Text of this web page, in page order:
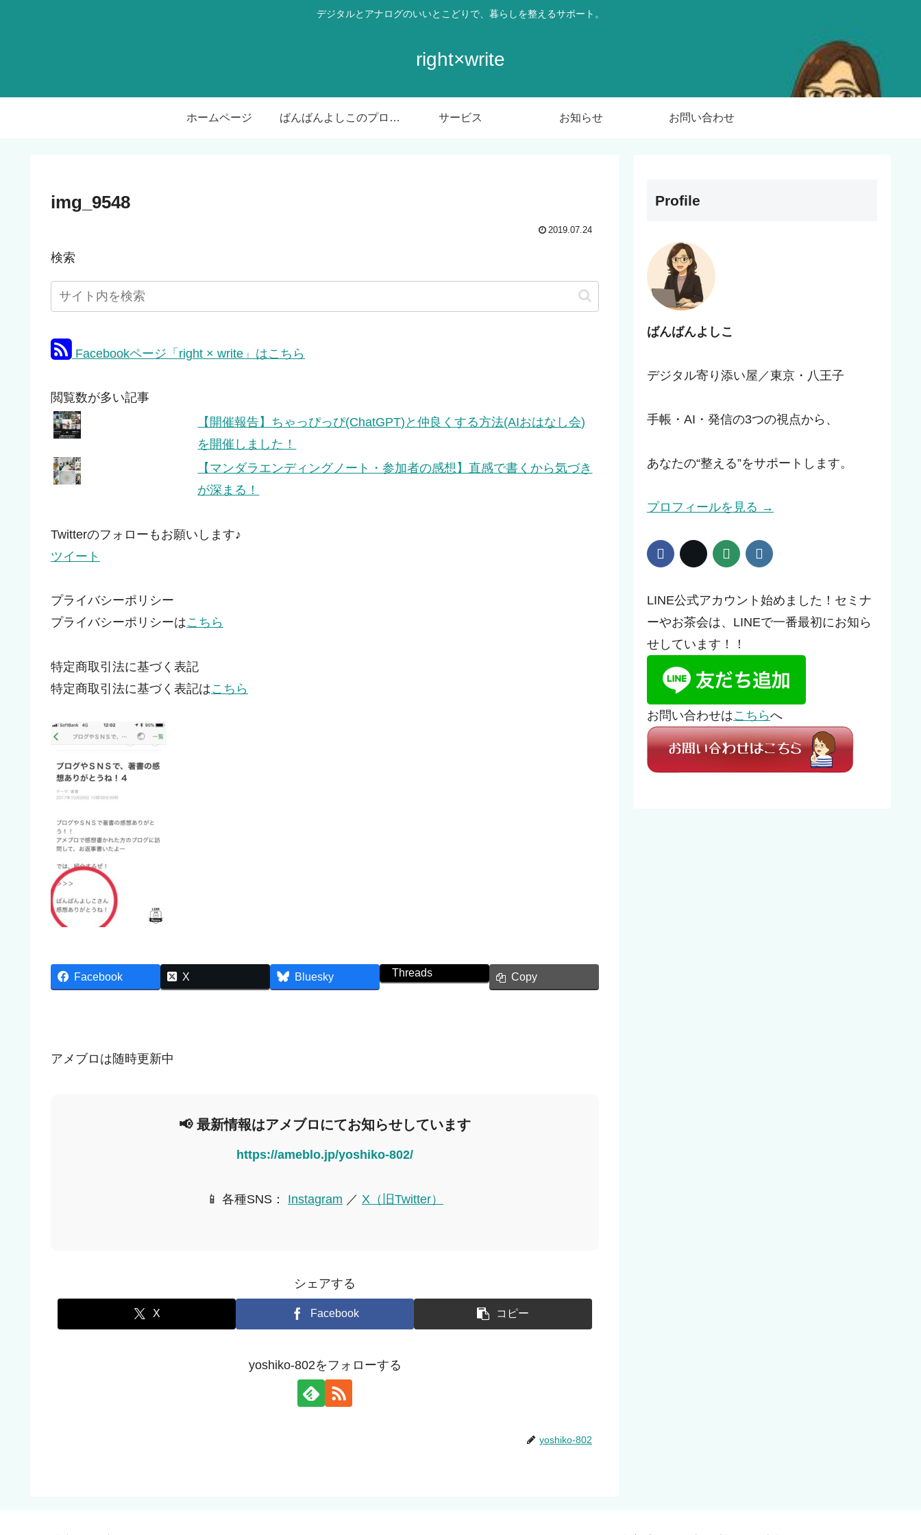
デジタルとアナログのいいとこどりで、暮らしを整えるサポート。
right×write
ホームページ ばんばんよしこのプロフィール サービス お知らせ お問い合わせ
img_9548
2019.07.24
検索
Facebookページ「right × write」はこちら
閲覧数が多い記事
【開催報告】ちゃっぴっぴ(ChatGPT)と仲良くする方法(AIおはなし会)
を開催しました！
【マンダラエンディングノート・参加者の感想】直感で書くから気づき
が深まる！
Twitterのフォローもお願いします♪
ツイート
プライバシーポリシー
プライバシーポリシーはこちら
特定商取引法に基づく表記
特定商取引法に基づく表記はこちら
Facebook X Bluesky Threads Copy
アメブロは随時更新中
📢 最新情報はアメブロにてお知らせしています
https://ameblo.jp/yoshiko-802/
📱 各種SNS： Instagram ／ X（旧Twitter）
シェアする
X Facebook コピー
yoshiko-802をフォローする
yoshiko-802
Profile
ばんばんよしこ
デジタル寄り添い屋／東京・八王子
手帳・AI・発信の3つの視点から、
あなたの“整える”をサポートします。
プロフィールを見る →
LINE公式アカウント始めました！セミナ
ーやお茶会は、LINEで一番最初にお知ら
せしています！！
お問い合わせはこちらへ